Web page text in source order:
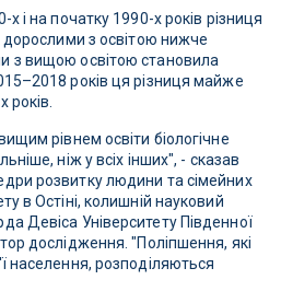
і на початку 1990-х років різниця
дорослими з освітою нижче
з вищою освітою становила
років ця різниця майже
років.
рівнем освіти біологічне
ніж у всіх інших", - сказав
розвитку людини та сімейних
в Остіні, колишній науковий
Девіса Університету Південної
дослідження. "Поліпшення, які
населення, розподіляються